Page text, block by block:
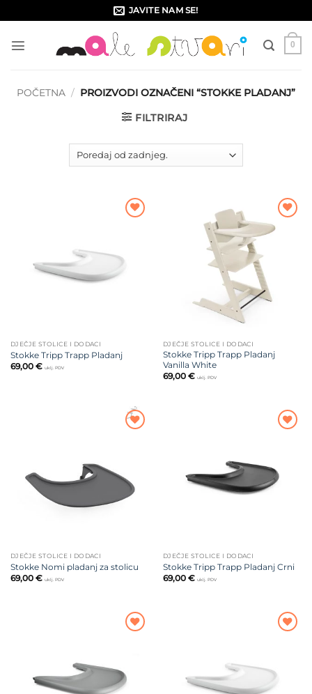
to
content
JAVITE NAM SE!
0
POČETNA / PROIZVODI OZNAČENI “STOKKE PLADANJ”
FILTRIRAJ
DJEČJE STOLICE I DODACI
Stokke Tripp Trapp Pladanj
69,00 € uklj. PDV
Dodajte
na listu
DJEČJE STOLICE I DODACI
Stokke Tripp Trapp Pladanj
Vanilla White
69,00 € uklj. PDV
DJEČJE STOLICE I DODACI
Stokke Nomi pladanj za stolicu
69,00 € uklj. PDV
DJEČJE STOLICE I DODACI
Stokke Tripp Trapp Pladanj Crni
69,00 € uklj. PDV